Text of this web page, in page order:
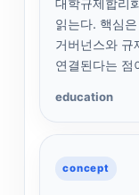
읽는다. 핵심
거버넌스와 규
연결된다는 점
education
concept